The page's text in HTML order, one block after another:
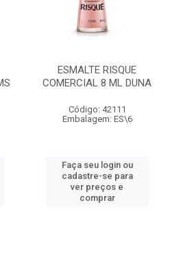
ESMALTE RISQUE
COMERCIAL 8 ML DUNA
Código: 42111
Embalagem: ES\6
Faça seu login ou
cadastre-se para
ver preços e
comprar